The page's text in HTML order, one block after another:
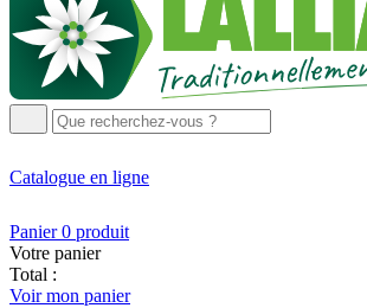
Catalogue en ligne
Panier 0 produit
Votre panier
Total :
Voir mon panier